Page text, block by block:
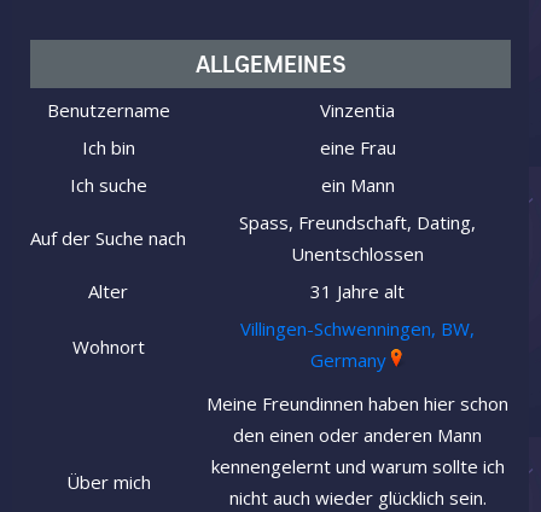
ALLGEMEINES
Benutzername
Vinzentia
Ich bin
eine Frau
Ich suche
ein Mann
Auf der Suche nach
Spass, Freundschaft, Dating,
Unentschlossen
Alter
31 Jahre alt
Wohnort
Villingen-Schwenningen, BW,
Germany
Über mich
Meine Freundinnen haben hier schon
den einen oder anderen Mann
kennengelernt und warum sollte ich
nicht auch wieder glücklich sein.